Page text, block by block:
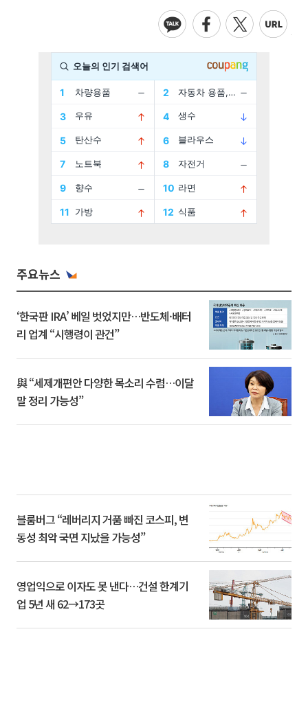
주요뉴스
‘한국판 IRA’ 베일 벗었지만…반도체·배터
리 업계 “시행령이 관건”
與 “세제개편안 다양한 목소리 수렴…이달
말 정리 가능성”
블룸버그 “레버리지 거품 빠진 코스피, 변
동성 최악 국면 지났을 가능성”
영업익으로 이자도 못 낸다…건설 한계기
업 5년 새 62→173곳